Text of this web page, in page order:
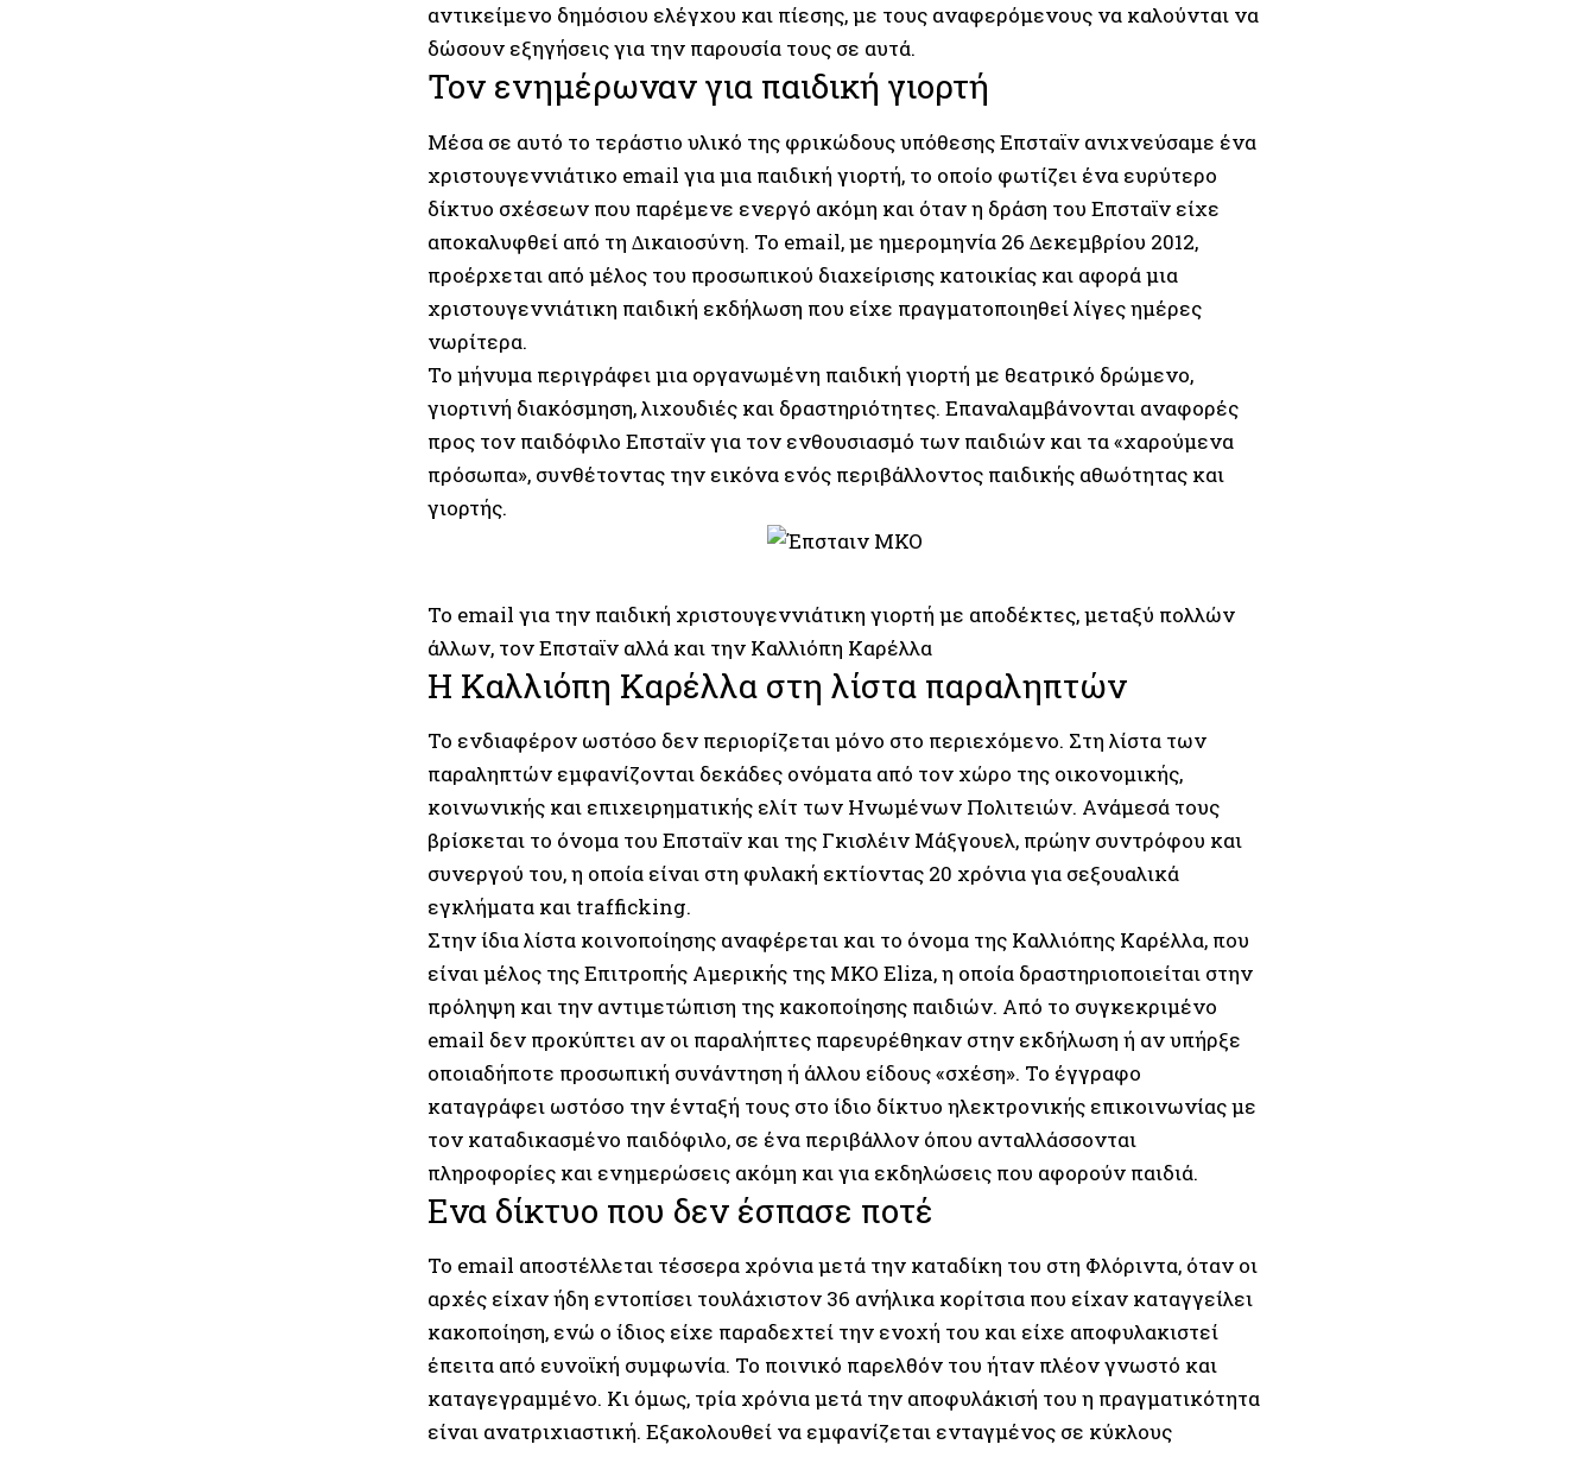
αντικείµενο δηµόσιου ελέγχου και πίεσης, µε τους αναφερόµενους να καλούνται να
δώσουν εξηγήσεις για την παρουσία τους σε αυτά.
Τον ενηµέρωναν για παιδική γιορτή
Μέσα σε αυτό το τεράστιο υλικό της φρικώδους υπόθεσης Επσταϊν ανιχνεύσαµε ένα
χριστουγεννιάτικο email για µια παιδική γιορτή, το οποίο φωτίζει ένα ευρύτερο
δίκτυο σχέσεων που παρέµενε ενεργό ακόµη και όταν η δράση του Επσταϊν είχε
αποκαλυφθεί από τη ∆ικαιοσύνη. Το email, µε ηµεροµηνία 26 ∆εκεµβρίου 2012,
προέρχεται από µέλος του προσωπικού διαχείρισης κατοικίας και αφορά µια
χριστουγεννιάτικη παιδική εκδήλωση που είχε πραγµατοποιηθεί λίγες ηµέρες
νωρίτερα.
Το µήνυµα περιγράφει µια οργανωµένη παιδική γιορτή µε θεατρικό δρώµενο,
γιορτινή διακόσµηση, λιχουδιές και δραστηριότητες. Επαναλαµβάνονται αναφορές
προς τον παιδόφιλο Επσταϊν για τον ενθουσιασµό των παιδιών και τα «χαρούµενα
πρόσωπα», συνθέτοντας την εικόνα ενός περιβάλλοντος παιδικής αθωότητας και
γιορτής.
Το email για την παιδική χριστουγεννιάτικη γιορτή µε αποδέκτες, µεταξύ πολλών
άλλων, τον Επσταϊν αλλά και την Καλλιόπη Καρέλλα
Η Καλλιόπη Καρέλλα στη λίστα παραληπτών
Το ενδιαφέρον ωστόσο δεν περιορίζεται µόνο στο περιεχόµενο. Στη λίστα των
παραληπτών εµφανίζονται δεκάδες ονόµατα από τον χώρο της οικονοµικής,
κοινωνικής και επιχειρηµατικής ελίτ των Ηνωµένων Πολιτειών. Ανάµεσά τους
βρίσκεται το όνοµα του Επσταϊν και της Γκισλέιν Μάξγουελ, πρώην συντρόφου και
συνεργού του, η οποία είναι στη φυλακή εκτίοντας 20 χρόνια για σεξουαλικά
εγκλήµατα και trafficking.
Στην ίδια λίστα κοινοποίησης αναφέρεται και το όνοµα της Καλλιόπης Καρέλλα, που
είναι µέλος της Επιτροπής Αµερικής της ΜΚΟ Eliza, η οποία δραστηριοποιείται στην
πρόληψη και την αντιµετώπιση της κακοποίησης παιδιών. Από το συγκεκριµένο
email δεν προκύπτει αν οι παραλήπτες παρευρέθηκαν στην εκδήλωση ή αν υπήρξε
οποιαδήποτε προσωπική συνάντηση ή άλλου είδους «σχέση». Το έγγραφο
καταγράφει ωστόσο την ένταξή τους στο ίδιο δίκτυο ηλεκτρονικής επικοινωνίας µε
τον καταδικασµένο παιδόφιλο, σε ένα περιβάλλον όπου ανταλλάσσονται
πληροφορίες και ενηµερώσεις ακόµη και για εκδηλώσεις που αφορούν παιδιά.
Ενα δίκτυο που δεν έσπασε ποτέ
Το email αποστέλλεται τέσσερα χρόνια µετά την καταδίκη του στη Φλόριντα, όταν οι
αρχές είχαν ήδη εντοπίσει τουλάχιστον 36 ανήλικα κορίτσια που είχαν καταγγείλει
κακοποίηση, ενώ ο ίδιος είχε παραδεχτεί την ενοχή του και είχε αποφυλακιστεί
έπειτα από ευνοϊκή συµφωνία. Το ποινικό παρελθόν του ήταν πλέον γνωστό και
καταγεγραµµένο. Κι όµως, τρία χρόνια µετά την αποφυλάκισή του η πραγµατικότητα
είναι ανατριχιαστική. Εξακολουθεί να εµφανίζεται ενταγµένος σε κύκλους